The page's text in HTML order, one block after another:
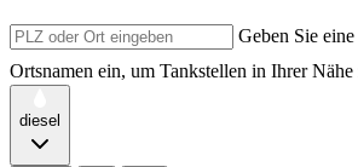
Geben Sie
Ortsnamen ein, um Tankstellen in Ihrer
diesel